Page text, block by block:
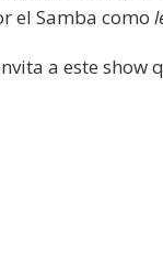
el Samba como
a este show